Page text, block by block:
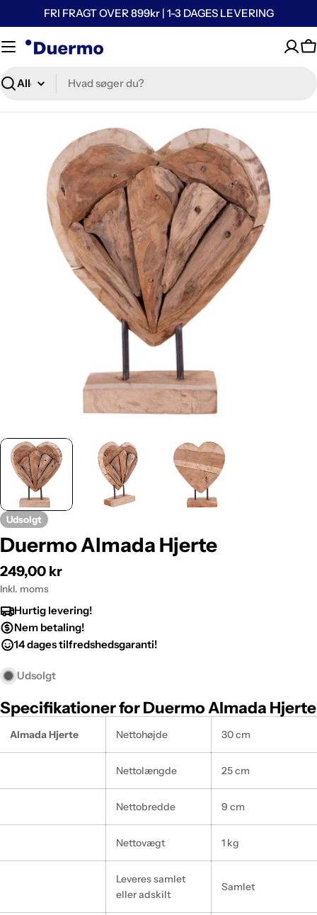
FRI FRAGT OVER 899kr | 1-3 DAGES LEVERING
Søg
Udsolgt
Duermo Almada Hjerte
Normalpris
249,00 kr
Inkl. moms
Hurtig levering!
Nem betaling!
14 dages tilfredshedsgaranti!
Udsolgt
Specifikationer for Duermo Almada Hjerte
Almada Hjerte Nettohøjde 30 cm
Nettolængde 25 cm
Nettobredde 9 cm
Nettovægt 1 kg
Leveres samlet
eller adskilt
Samlet